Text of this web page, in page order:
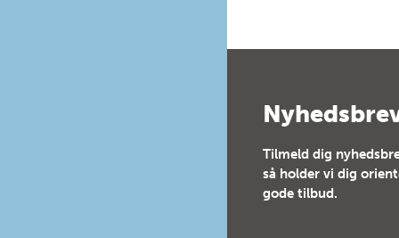
Tilmeld dig
så holder vi dig
gode tilbud.